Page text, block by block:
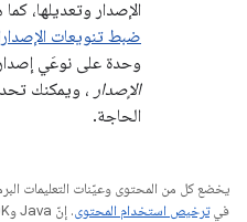
الإصدار وتعديلها،
ضبط تنويعات
وحدة على نوعَي
الإصدار ، ويمكنك
الحاجة.
يخضع كل من المحتوى وعيّنات التعليمات
فيترخيص استخدام المحتوى